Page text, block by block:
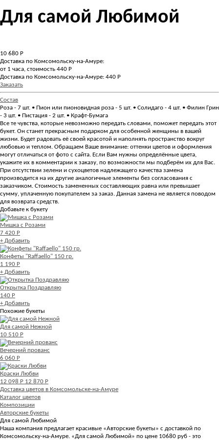
Для самой Любимой
10 680 Р
Доставка по Комсомольску-на-Амуре:
от 1 часа, стоимость 440 Р
Доставка по Комсомольску-на-Амуре: 440 Р
Заказать
Состав
Роза - 7 шт. • Пион или пионовидная роза - 5 шт. • Солидаго - 4 шт. • Филин Грин
- 3 шт. • Пистация - 2 шт. • Крафт-Бумага
Все те чувства, которые невозможно передать словами, поможет передать этот
букет. Он станет прекрасным подарком для особенной женщины в вашей
жизни. Будет радовать её своей красотой и наполнять пространство вокруг
любовью и теплом. Обращаем Ваше внимание: оттенки цветов и оформления
могут отличаться от фото с сайта. Если Вам нужны определённые цвета,
укажите их в комментарии к заказу, по возможности мы подберём их для Вас.
При отсутствии зелени и сухоцветов надлежащего качества замена
производится на их другие аналогичные элементы без согласования с
заказчиком. Стоимость замененных составляющих равна или превышает
сумму, уплаченную покупателем за заказ. Данная замена не является поводом
для возврата средств.
Добавьте к букету
Мишка с Розами
7 420 Р
+ Добавить
Конфеты "Raffaello" 150 гр.
1 190 Р
+ Добавить
Открытка Поздравляю
140 Р
+ Добавить
Похожие букеты
Для самой Нежной
10 510 Р
Вечерний прованс
6 060 Р
Краски Любви
12 098 Р 12 870 Р
Доставка цветов в Комсомольске-на-Амуре
Каталог цветов
Композиции
Авторские букеты
Для самой Любимой
Наша компания предлагает красивые «Авторские букеты» с доставкой по
Комсомольску-на-Амуре. «Для самой Любимой» по цене 10680 руб - это